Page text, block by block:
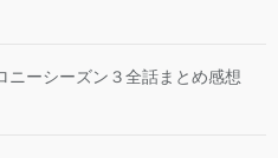
ーシーズン３全話まとめ感想